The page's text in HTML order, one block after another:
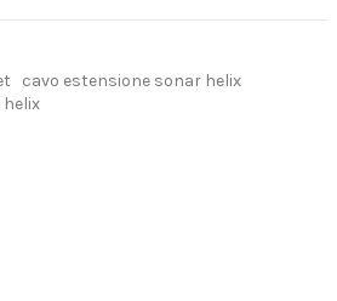
cavo estensione sonar helix